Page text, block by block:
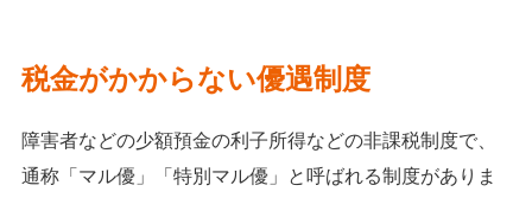
税金がかからない優遇制度
障害者などの少額預金の利子所得などの非課税制度で、
通称「マル優」「特別マル優」と呼ばれる制度がありま